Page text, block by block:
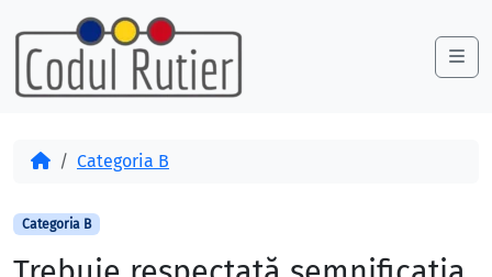
Skip to content
Skip to footer
AcasăCategoria B
Categoria B